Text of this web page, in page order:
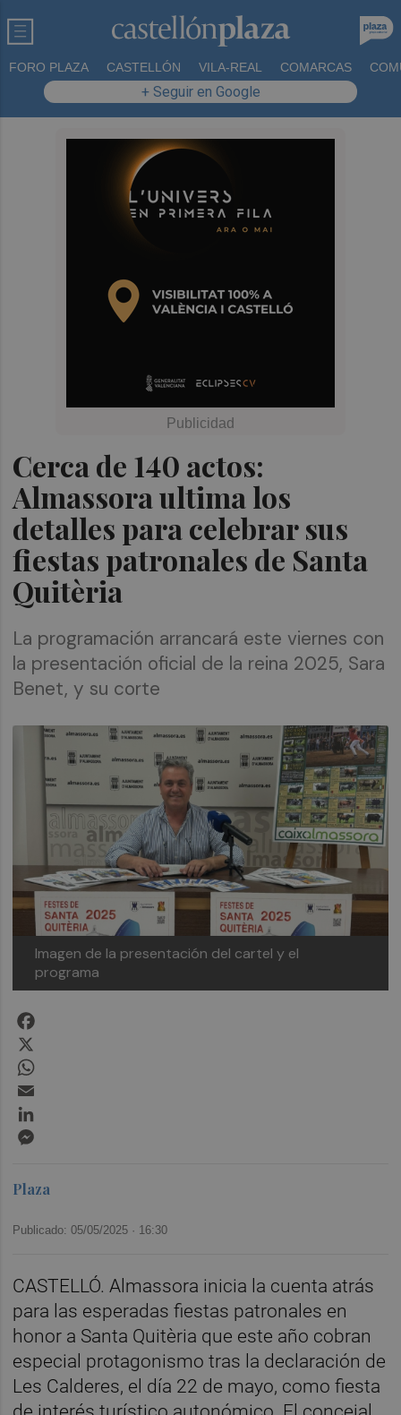
FORO PLAZA CASTELLÓN VILA-REAL COMARCAS
+ Seguir en Google
Cerca de 140 actos:
Almassora ultima los
detalles para celebrar sus
fiestas patronales de Santa
Quitèria
La programación arrancará este viernes con
la presentación oficial de la reina 2025, Sara
Benet, y su corte
Imagen de la presentación del cartel y el
programa
Plaza
Publicado: 05/05/2025 · 16:30
CASTELLÓ. Almassora inicia la cuenta atrás
para las esperadas fiestas patronales en
honor a Santa Quitèria que este año cobran
especial protagonismo tras la declaración de
Les Calderes, el día 22 de mayo, como fiesta